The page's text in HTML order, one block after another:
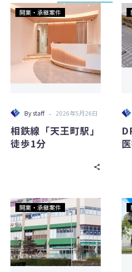
相
鉄
「天
王
町
駅」
分
開業・承継案件
Bystaff - 2026年5月26日
相鉄線「天王町駅」
徒歩1分
ア
ク
セ
ス
良
し！
開業・承継案件